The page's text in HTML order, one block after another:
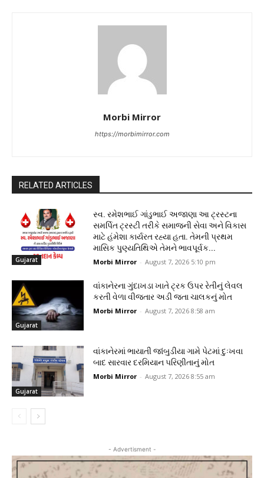
Morbi Mirror
https://morbimirror.com
RELATED ARTICLES
Gujarat
સ્વ. રમેશભાઈ ગાંડુભાઈ અજાણા આ ટ્રસ્ટના
સમર્પિત ટ્રસ્ટી તરીકે સમાજની સેવા અને વિકાસ
માટે હંમેશા કાર્યરત રહ્યા હતા. તેમની પ્રથમ
માસિક પુણ્યતિથિએ તેમને ભાવપૂર્વક...
Morbi Mirror - August 7, 2026 5:10 pm
Gujarat
વાંકાનેરના ગુંદાખડા ખાતે ટ્રક ઉપર રેતીનું લેવલ
કરતી વેળા વીજતાર અડી જતા ચાલકનું મોત
Morbi Mirror - August 7, 2026 8:58 am
Gujarat
વાંકાનેરમાં ભાયાતી જાંબુડીયા ગામે પેટમાં દુઃખવા
બાદ સારવાર દરમિયાન પરિણીતાનું મોત
Morbi Mirror - August 7, 2026 8:55 am
- Advertisment -